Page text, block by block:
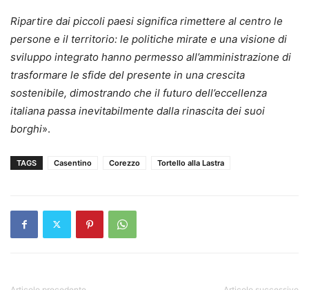
Ripartire dai piccoli paesi significa rimettere al centro le
persone e il territorio: le politiche mirate e una visione di
sviluppo integrato hanno permesso all’amministrazione di
trasformare le sfide del presente in una crescita
sostenibile, dimostrando che il futuro dell’eccellenza
italiana passa inevitabilmente dalla rinascita dei suoi
borghi».
TAGS Casentino Corezzo Tortello alla Lastra